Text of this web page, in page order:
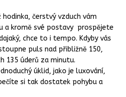
čerstvý vzduch vám
a kromě své postavy prospějete
chce to i tempo. Kdyby vás
puls nad přibližně 150,
135 úderů za minutu.
úklid, jako je luxování,
si tak dostatek pohybu a